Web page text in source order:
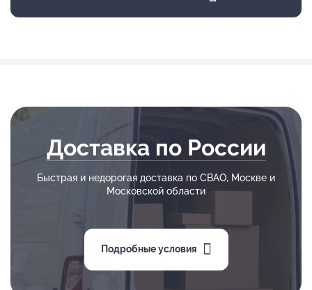
Доставка по России
Быстрая и недорогая доставка по СВАО, Москве и
Московской области
Подробные условия